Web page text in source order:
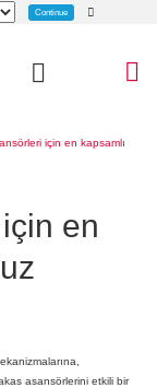
Continue
en
asansörlerini etkili bir